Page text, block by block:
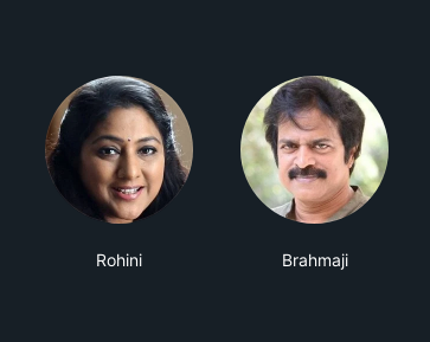
Rohini Brahmaji